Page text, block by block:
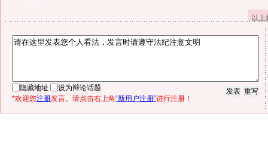
以
隐藏地址
设为辩论话题
*欢迎您注册发言。请点击右上角“新用户注册”进行注册！